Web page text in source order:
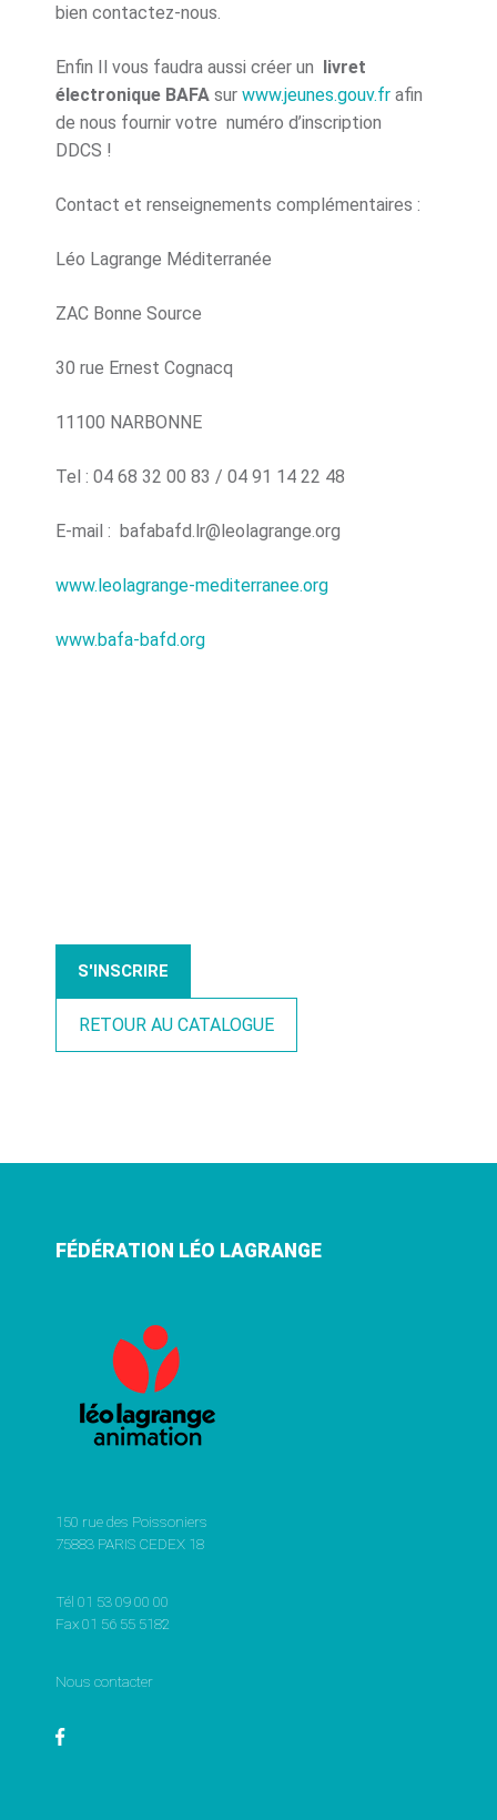
bien contactez-nous.
Enfin Il vous faudra aussi créer un livret
électronique BAFA sur www.jeunes.gouv.fr afin
de nous fournir votre numéro d’inscription
DDCS !
Contact et renseignements complémentaires :
Léo Lagrange Méditerranée
ZAC Bonne Source
30 rue Ernest Cognacq
11100 NARBONNE
Tel : 04 68 32 00 83 / 04 91 14 22 48
E-mail : bafabafd.lr@leolagrange.org
www.leolagrange-mediterranee.org
www.bafa-bafd.org
S'INSCRIRE
RETOUR AU CATALOGUE
FÉDÉRATION LÉO LAGRANGE
150 rue des Poissoniers
75883 PARIS CEDEX 18
Tél 01 53 09 00 00
Fax 01 56 55 5182
Nous contacter